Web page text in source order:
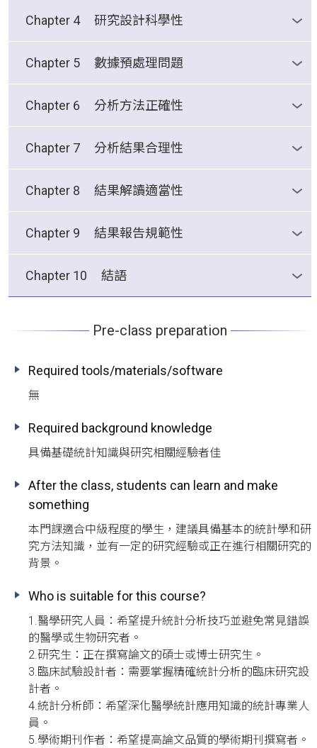
你眼中的統計學？
Chapter 4 研究設計科學性
研究設計科學性
Chapter 5 數據預處理問題
數據預處理問題
Chapter 6 分析方法正確性
分析方法正確性01
Chapter 7 分析結果合理性
分析結果合理性
Chapter 8 結果解讀適當性
結果解讀適當性
Chapter 9 結果報告規範性
結果報告規範性
Chapter 10 結語
Pre-class preparation
Required tools/materials/software
無
Required background knowledge
具備基礎統計知識與研究相關經驗者佳
After the class, students can learn and make
something
本門課適合中級程度的學生，建議具備基本的統計學和研
究方法知識，並有一定的研究經驗或正在進行相關研究的
背景。
Who is suitable for this course?
1.醫學研究人員：希望提升統計分析技巧並避免常見錯誤
的醫學或生物研究者。
2.研究生：正在撰寫論文的碩士或博士研究生。
3.臨床試驗設計者：需要掌握精確統計分析的臨床研究設
計者。
4.統計分析師：希望深化醫學統計應用知識的統計專業人
員。
5.學術期刊作者：希望提高論文品質的學術期刊撰寫者。